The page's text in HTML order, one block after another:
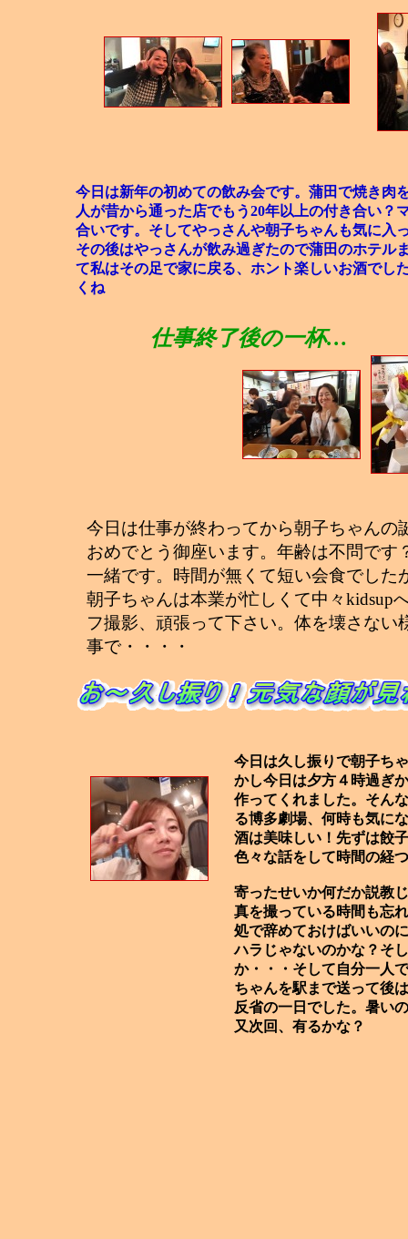
今日は新年の初めての飲み会です。蒲田で焼き肉
人が昔から通った店でもう20年以上の付き合い
合いです。そしてやっさんや朝子ちゃんも気に
その後はやっさんが飲み過ぎたので蒲田のホテル
て私はその足で家に戻る、ホント楽しいお酒で
くね
今日は久し振りで朝子ち
かし今日は夕方４時過ぎ
作ってくれました。そん
る博多劇場、何時も気に
酒は美味しい！先ずは餃
色々な話をして時間の経
寄ったせいか何だか説教
真を撮っている時間も忘
処で辞めておけばいいの
ハラじゃないのかな？そ
か・・・そして自分一人
ちゃんを駅まで送って後
反省の一日でした。暑い
又次回、有るかな？
今日は仕事が終わってから朝子ちゃん
おめでとう御座います。年齢は不問で
一緒です。時間が無くて短い会食でし
朝子ちゃんは本業が忙しくて中々kidsup
フ撮影、頑張って下さい。体を壊さな
事で・・・・
仕事終了後の一杯…